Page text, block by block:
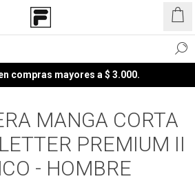
compras mayores a $ 3.000.
MANGA CORTA
PREMIUM II
- HOMBRE